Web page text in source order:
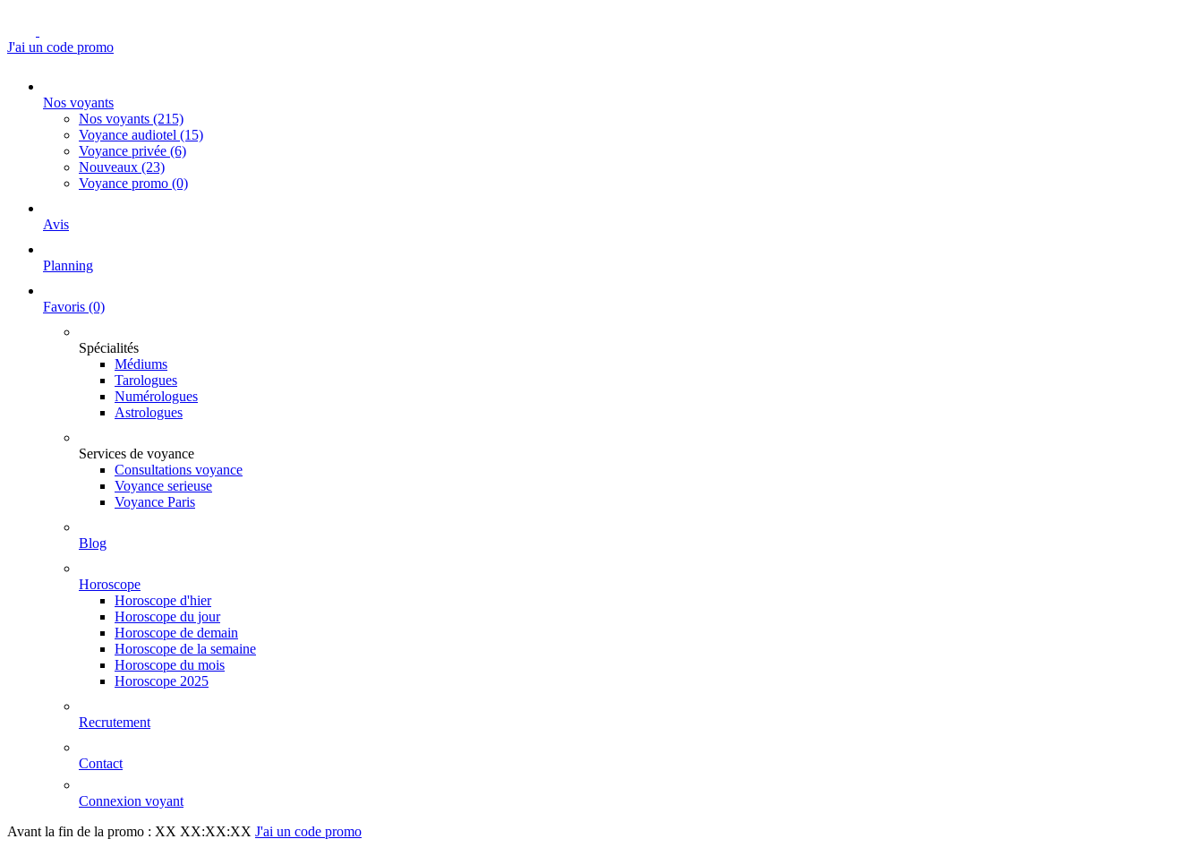
J'ai un code promo
Nos voyants
Nos voyants (215)
Voyance audiotel (15)
Voyance privée (6)
Nouveaux (23)
Voyance promo (0)
Avis
Planning
Favoris (0)
Spécialités
Médiums
Tarologues
Numérologues
Astrologues
Services de voyance
Consultations voyance
Voyance serieuse
Voyance Paris
Blog
Horoscope
Horoscope d'hier
Horoscope du jour
Horoscope de demain
Horoscope de la semaine
Horoscope du mois
Horoscope 2025
Recrutement
Contact
Connexion voyant
Avant la fin de la promo : XX XX:XX:XX J'ai un code promo